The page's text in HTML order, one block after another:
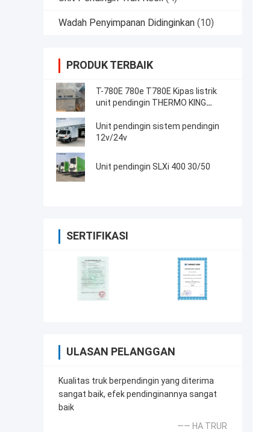
Wadah Penyimpanan Didinginkan (10)
PRODUK TERBAIK
T-780E 780e T780E Kipas listrik
unit pendingin THERMO KING
listrik buatan China
Unit pendingin sistem pendingin
12v/24v
Unit pendingin SLXi 400 30/50
SERTIFIKASI
ULASAN PELANGGAN
Kualitas truk berpendingin yang diterima
sangat baik, efek pendinginannya sangat
baik
—— HA TRUR